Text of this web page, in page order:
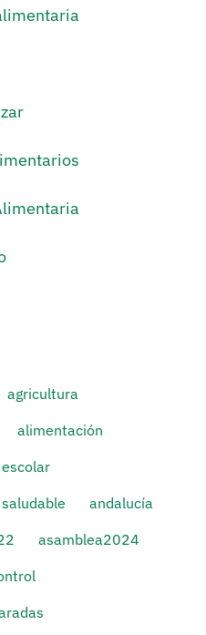
agricultura
alimentación
andalucía
asamblea2024